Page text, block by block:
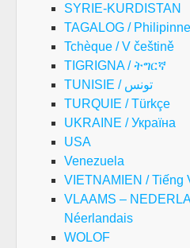
SYRIE-KURDISTAN
TAGALOG /
Tchèque / V češtině
TIGRIGNA / ትግርኛ
TUNISIE / تونس
TURQUIE / Türkçe
UKRAINE / Україна
USA
Venezuela
VIETNAMIEN / Tiếng
VLAAMS –
Néerlandais
WOLOF